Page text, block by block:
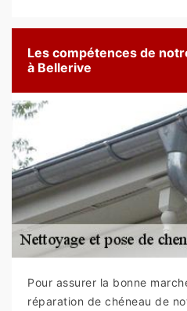
Les compétences de
à Bellerive
Pour assurer la bonne
réparation de chéneau de